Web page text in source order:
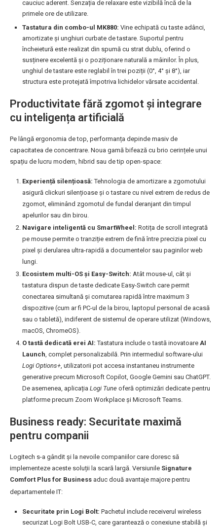
cauciuc aderent. Senzația de relaxare este vizibilă încă de la
primele ore de utilizare.
Tastatura din combo-ul MK880: Vine echipată cu taste adânci,
amortizate și unghiuri curbate de tastare. Suportul pentru
încheietură este realizat din spumă cu strat dublu, oferind o
susținere excelentă și o poziționare naturală a mâinilor. În plus,
unghiul de tastare este reglabil în trei poziții (0°, 4° și 8°), iar
structura este protejată împotriva lichidelor vărsate accidental.
Productivitate fără zgomot și integrare
cu inteligența artificială
Pe lângă ergonomia de top, performanța depinde masiv de
capacitatea de concentrare. Noua gamă bifează cu brio cerințele unui
spațiu de lucru modern, hibrid sau de tip open-space:
Experiență silențioasă: Tehnologia de amortizare a zgomotului
asigură clickuri silențioase și o tastare cu nivel extrem de redus de
zgomot, eliminând zgomotul de fundal deranjant din timpul
apelurilor sau din birou.
Navigare inteligentă cu SmartWheel: Rotița de scroll integrată
pe mouse permite o tranziție extrem de fină între precizia pixel cu
pixel și derularea ultra-rapidă a documentelor sau paginilor web
lungi.
Ecosistem multi-OS și Easy-Switch: Atât mouse-ul, cât și
tastatura dispun de taste dedicate Easy-Switch care permit
conectarea simultană și comutarea rapidă între maximum 3
dispozitive (cum ar fi PC-ul de la birou, laptopul personal de acasă
sau o tabletă), indiferent de sistemul de operare utilizat (Windows,
macOS, ChromeOS).
O tastă dedicată erei AI: Tastatura include o tastă inovatoare AI
Launch, complet personalizabilă. Prin intermediul software-ului
Logi Options+, utilizatorii pot accesa instantaneu instrumente
generative precum Microsoft Copilot, Google Gemini sau ChatGPT.
De asemenea, aplicația Logi Tune oferă optimizări dedicate pentru
platforme precum Zoom Workplace și Microsoft Teams.
Business ready: Securitate maximă
pentru companii
Logitech s-a gândit și la nevoile companiilor care doresc să
implementeze aceste soluții la scară largă. Versiunile Signature
Comfort Plus for Business aduc două avantaje majore pentru
departamentele IT:
Securitate prin Logi Bolt: Pachetul include receiverul wireless
securizat Logi Bolt USB-C, care garantează o conexiune stabilă și